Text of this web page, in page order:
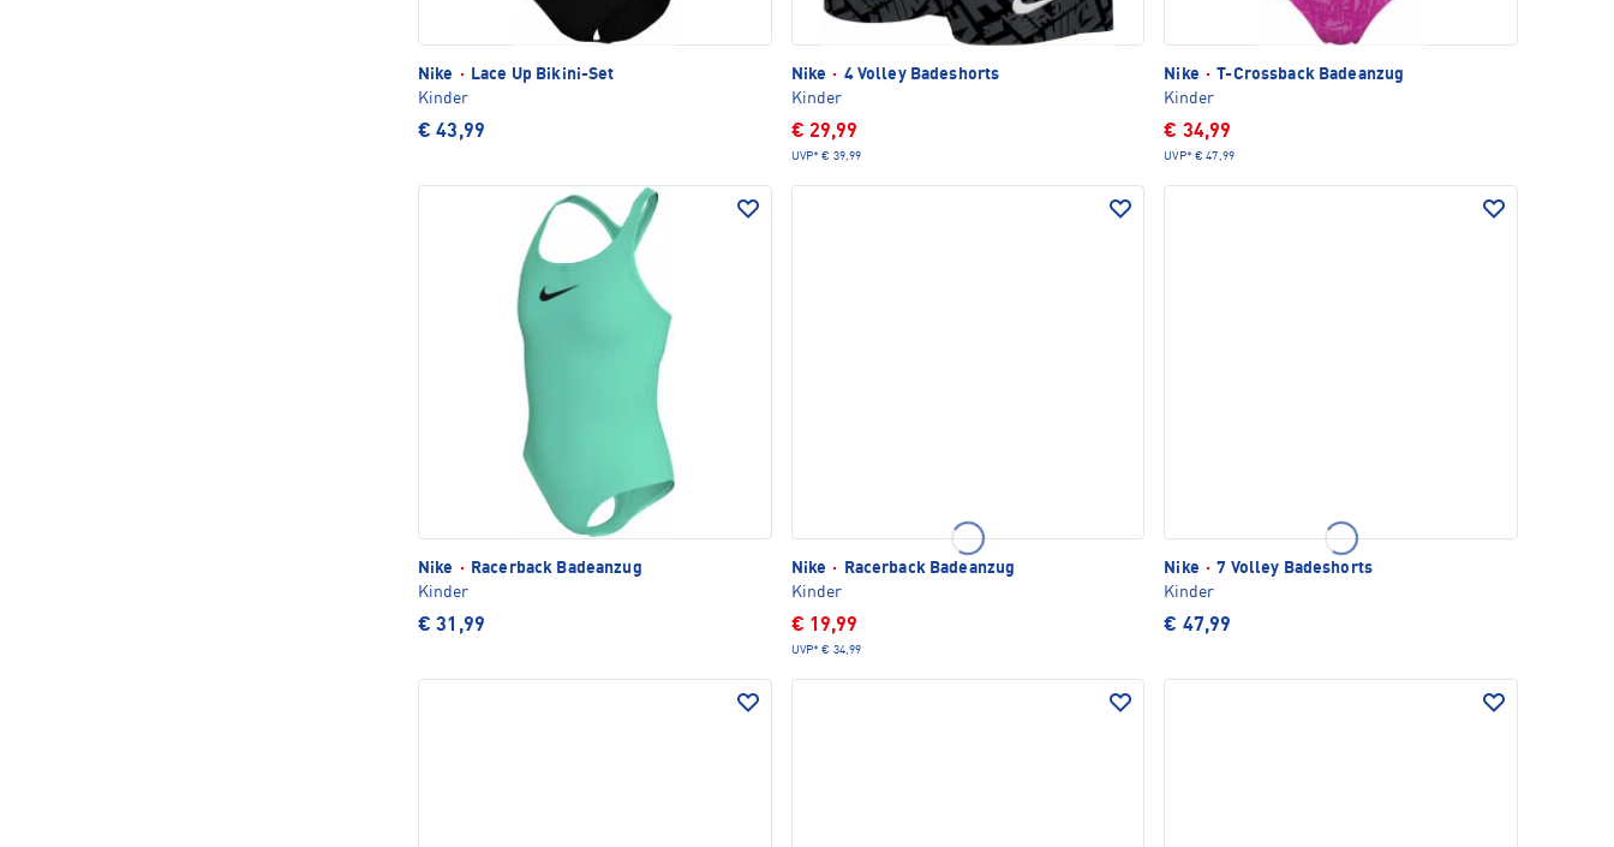
Nike ·
Lace Up Bikini-Set
Kinder
€ 43,99
Nike · 4 Volley Badeshorts
Kinder
€ 29,99
UVP* € 39,99
Nike · T-Crossback Badeanzug
Kinder
€ 34,99
UVP* € 47,99
Nike ·
Racerback Badeanzug
Kinder
€ 31,99
Nike ·
Racerback Badeanzug
Kinder
€ 19,99
UVP* € 34,99
Nike · 7 Volley Badeshorts
Kinder
€ 47,99